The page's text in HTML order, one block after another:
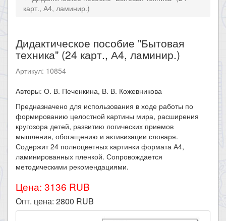
карт., А4, ламинир.)
Дидактическое пособие "Бытовая
техника" (24 карт., А4, ламинир.)
Артикул: 10854
Авторы: О. В. Печенкина, В. В. Кожевникова
Предназначено для использования в ходе работы по
формированию целостной картины мира, расширения
кругозора детей, развитию логических приемов
мышления, обогащению и активизации словаря.
Содержит 24 полноцветных картинки формата А4,
ламинированных пленкой. Сопровождается
методическими рекомендациями.
Цена: 3136 RUB
Опт. цена: 2800 RUB